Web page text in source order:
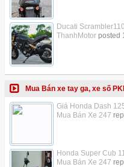
Ducati
ThanhMotorposted
Mua Bán xe tay ga, xe số
Giá Honda Dash
Mua Bán Xe 247
Honda Super Cub
Mua Bán Xe 247